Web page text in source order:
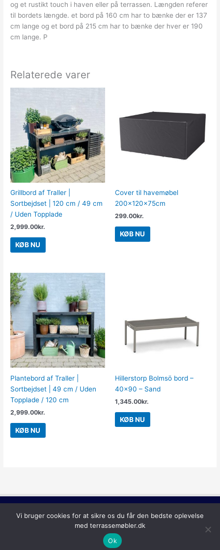
og et rustikt touch i haven eller på terrassen. Længden referer
til bordets længde. et bord på 160 cm har to bænke der er 137
cm lange og et bord på 215 cm har to bænke der hver er 190
cm lange. P
Relaterede varer
Grillbord af Traller |
Sortbejdset | 120 cm / 49 cm
/ Uden Topplade
2,999.00kr.
KØB NU
Cover til havemøbel
200x120x75cm
299.00kr.
KØB NU
Plantebord af Traller |
Sortbejdset | 49 cm / Uden
Topplade / 120 cm
2,999.00kr.
KØB NU
Hillerstorp Bolmsö bord –
40×90 – Sand
1,345.00kr.
KØB NU
Copyright © 2026 Terrassemøbler
Vi bruger cookies for at sikre os du får den bedste oplevelse
med terrassemøbler.dk
Ok